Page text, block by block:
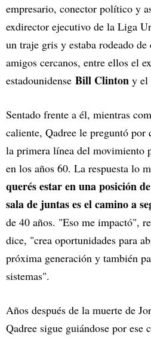
empresario, conector político y
exdirector ejecutivo de la Liga
un traje gris y estaba rodeado de
amigos cercanos, entre ellos el
estadounidense Bill Clinton y el
Sentado frente a él, mientras
caliente, Qadree le preguntó por
la primera línea del movimiento
en los años 60. La respuesta lo
querés estar en una posición
sala de juntas es el camino a
de 40 años. "Eso me impactó",
dice, "crea oportunidades para
próxima generación y también
sistemas".
Años después de la muerte de
Qadree sigue guiándose por ese